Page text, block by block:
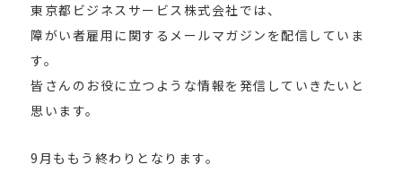
東京都ビジネスサービス株式会社では、
障がい者雇用に関するメールマガジンを配信していま
す。
皆さんのお役に立つような情報を発信していきたいと
思います。
9月ももう終わりとなります。